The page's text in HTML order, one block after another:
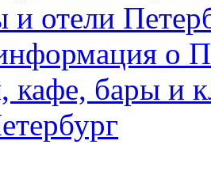
и отели
о
кафе, бары и